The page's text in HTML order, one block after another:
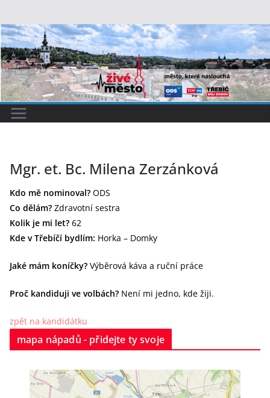
na
obsah
Mgr. et. Bc. Milena Zerzánková
Kdo mě nominoval? ODS
Co dělám? Zdravotní sestra
Kolik je mi let? 62
Kde v Třebíčí bydlím: Horka – Domky
Jaké mám koníčky? Výběrová káva a ruční práce
Proč kandiduji ve volbách? Není mi jedno, kde žiji.
zpět na kandidátku
mapa nápadů - přidejte ty svoje